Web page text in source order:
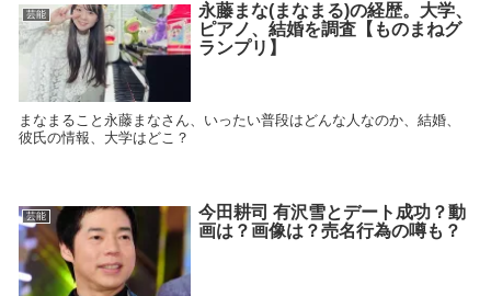
芸能
永藤まな(まなまる)の経歴。大学、
ピアノ、結婚を調査【ものまねグ
ランプリ】
まなまること永藤まなさん、いったい普段はどんな人なのか、結婚、
彼氏の情報、大学はどこ？
芸能
今田耕司 有沢雪とデート成功？動
画は？画像は？売名行為の噂も？